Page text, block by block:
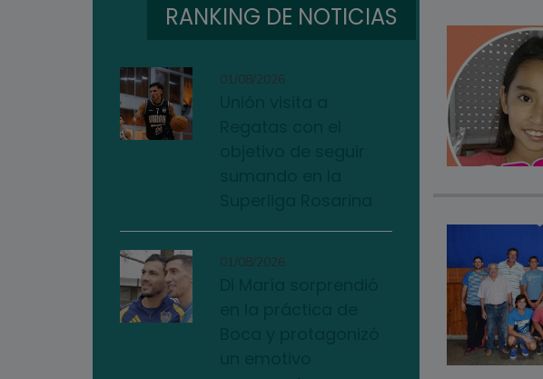
RANKING DE NOTICIAS
01/08/2026
01/08/2026